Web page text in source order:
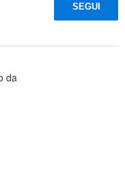
SEGUI
da